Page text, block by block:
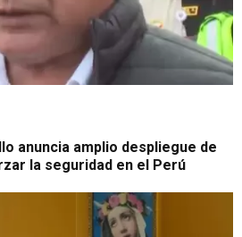
anuncia amplio despliegue de
la seguridad en el Perú